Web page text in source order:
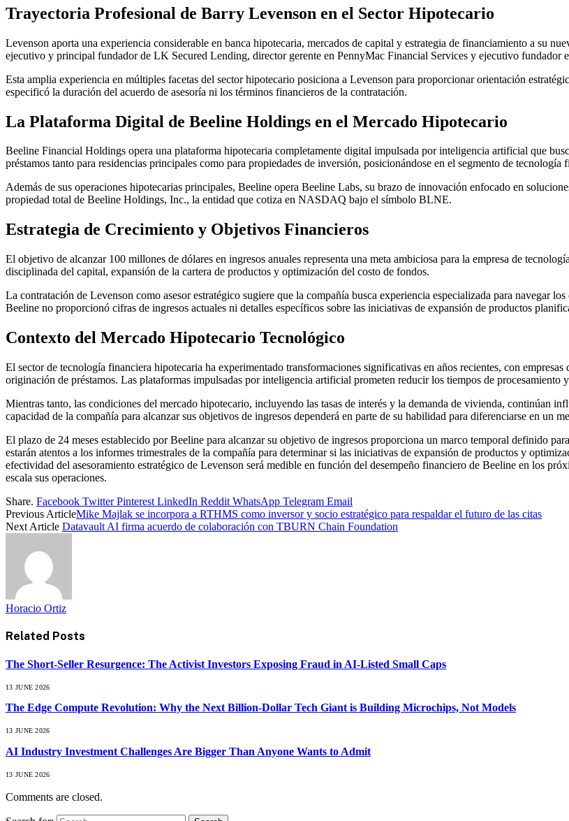
Trayectoria Profesional de Barry Levenson en el Sector Hipotecario
Levenson aporta una experiencia considerable en banca hipotecaria, mercados de capital y estrategia de financiamiento a su
ejecutivo y principal fundador de LK Secured Lending, director gerente en PennyMac Financial Services y ejecutivo fundador
Esta amplia experiencia en múltiples facetas del sector hipotecario posiciona a Levenson para proporcionar orientación
especificó la duración del acuerdo de asesoría ni los términos financieros de la contratación.
La Plataforma Digital de Beeline Holdings en el Mercado Hipotecario
Beeline Financial Holdings opera una plataforma hipotecaria completamente digital impulsada por inteligencia artificial que
préstamos tanto para residencias principales como para propiedades de inversión, posicionándose en el segmento de
Además de sus operaciones hipotecarias principales, Beeline opera Beeline Labs, su brazo de innovación enfocado en
propiedad total de Beeline Holdings, Inc., la entidad que cotiza en NASDAQ bajo el símbolo BLNE.
Estrategia de Crecimiento y Objetivos Financieros
El objetivo de alcanzar 100 millones de dólares en ingresos anuales representa una meta ambiciosa para la empresa de
disciplinada del capital, expansión de la cartera de productos y optimización del costo de fondos.
La contratación de Levenson como asesor estratégico sugiere que la compañía busca experiencia especializada para navegar
Beeline no proporcionó cifras de ingresos actuales ni detalles específicos sobre las iniciativas de expansión de productos
Contexto del Mercado Hipotecario Tecnológico
El sector de tecnología financiera hipotecaria ha experimentado transformaciones significativas en años recientes, con
originación de préstamos. Las plataformas impulsadas por inteligencia artificial prometen reducir los tiempos de procesamiento
Mientras tanto, las condiciones del mercado hipotecario, incluyendo las tasas de interés y la demanda de vivienda, continúan
capacidad de la compañía para alcanzar sus objetivos de ingresos dependerá en parte de su habilidad para diferenciarse en un
El plazo de 24 meses establecido por Beeline para alcanzar su objetivo de ingresos proporciona un marco temporal definido
estarán atentos a los informes trimestrales de la compañía para determinar si las iniciativas de expansión de productos y
efectividad del asesoramiento estratégico de Levenson será medible en función del desempeño financiero de Beeline en los
escala sus operaciones.
Share. Facebook Twitter Pinterest LinkedIn Reddit WhatsApp Telegram Email
Previous ArticleMike Majlak se incorpora a RTHMS como inversor y socio estratégico para respaldar el futuro de las citas
Next Article Datavault AI firma acuerdo de colaboración con TBURN Chain Foundation
Horacio Ortiz
Related Posts
The Short-Seller Resurgence: The Activist Investors Exposing Fraud in AI-Listed Small Caps
13 JUNE 2026
The Edge Compute Revolution: Why the Next Billion-Dollar Tech Giant is Building Microchips, Not Models
13 JUNE 2026
AI Industry Investment Challenges Are Bigger Than Anyone Wants to Admit
13 JUNE 2026
Comments are closed.